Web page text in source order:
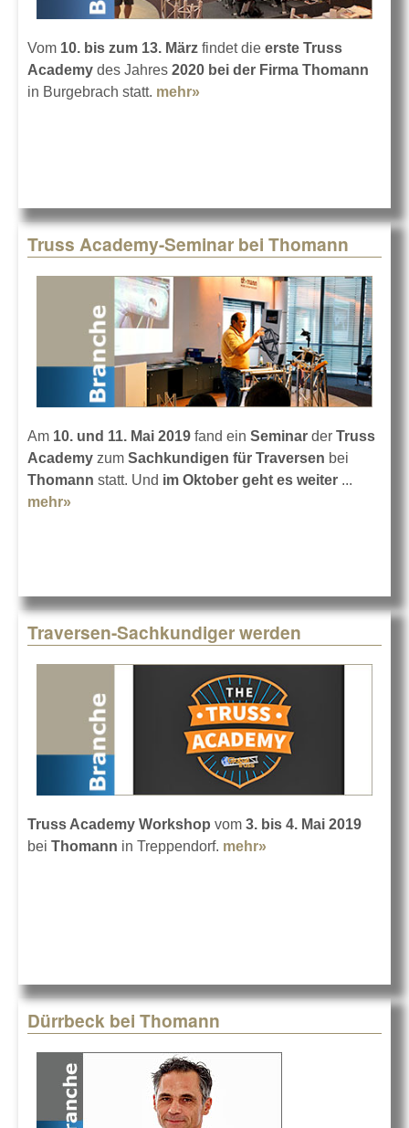
Vom 10. bis zum 13. März findet die erste Truss
Academy des Jahres 2020 bei der Firma Thomann
in Burgebrach statt. mehr»
Truss Academy-Seminar bei Thomann
Am 10. und 11. Mai 2019 fand ein Seminar der Truss
Academy zum Sachkundigen für Traversen bei
Thomann statt. Und im Oktober geht es weiter ...
mehr»
Traversen-Sachkundiger werden
Truss Academy Workshop vom 3. bis 4. Mai 2019
bei Thomann in Treppendorf. mehr»
Dürrbeck bei Thomann